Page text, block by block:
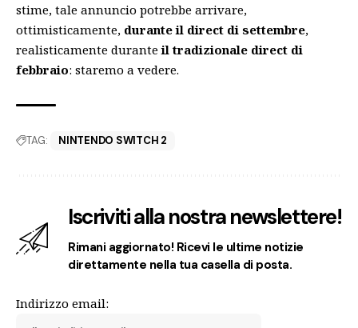
stime, tale annuncio potrebbe arrivare,
ottimisticamente, durante il direct di settembre,
realisticamente duranteil tradizionale direct di
febbraio: staremo a vedere.
TAG: NINTENDO SWITCH 2
Iscriviti alla nostra newslettere!
Rimani aggiornato! Ricevi le ultime notizie
direttamente nella tua casella di posta.
Indirizzo email: